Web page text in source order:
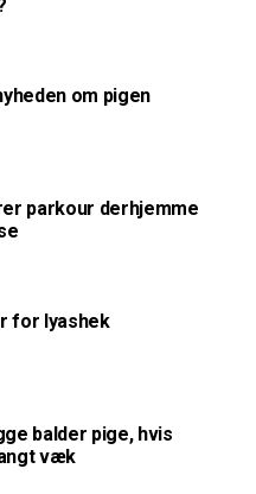
om pigen
parkour derhjemme
for lyashek
balder pige, hvis
væk